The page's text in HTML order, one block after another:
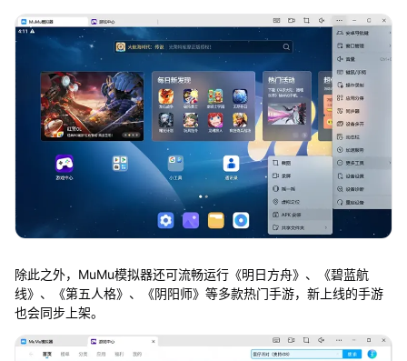
除此之外，MuMu模拟器还可流畅运行《明日方舟》、《碧蓝航
线》、《第五人格》、《阴阳师》等多款热门手游，新上线的手游
也会同步上架。